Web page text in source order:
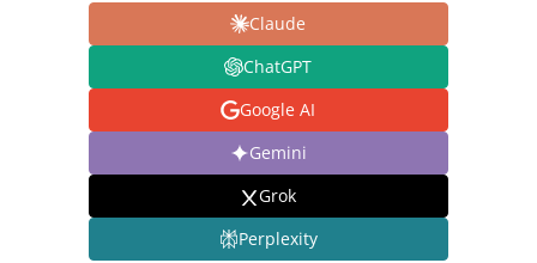
Claude
ChatGPT
Google AI
Gemini
Grok
Perplexity